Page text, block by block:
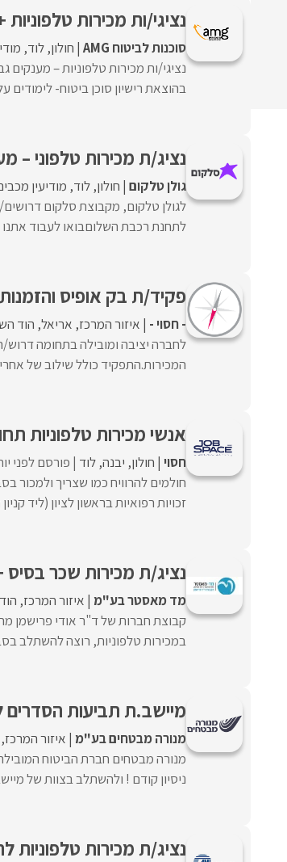
נציגי/ות מכירות
סוכנות לביטוח AMG חולון לוד
נציגי/ות מכירות טלפוניות –
בהוצאת רישיון סוכן ביטוח- לימודים
נציג/ת מכירות טלפוני – מענק
גולן טלקום חולון לוד מודיעין
לגולן טלקום, מקבוצת סלקום
לתחנת רכבת השלוםבואו לעבוד אתנו
פקיד/ת בק אופיס והזמנות
- חסוי - איזור המרכז אריאל הוד
לחברה יציבה ומובילה בתחומה
המכירות.התפקיד כולל שילוב של
אנשי מכירות טלפוניות תחום
חסוי חולון יבנה לוד פורסם לפני
חולמים להרוויח כמו שצריך
זכויות רפואיות בראשון לציון (ליד
נציג/ת מכירות שכר בסיס
מד מאסטר בע"מ איזור המרכז
קבוצת חברות של ד"ר אודי פרישמן
במכירות טלפוניות, רוצה להשתלב
מיישב.ת תביעות הסדרים
מנורה מבטחים בע"מ איזור המרכז
מנורה מבטחים חברת הביטוח
ניסיון קודם ! ולהשתלב בצוות של
נציג/ת מכירות